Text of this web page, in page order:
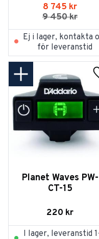
8 745 kr
9 450kr
Ej i lager, kontakta
för leveranstid
Planet Waves PW-
CT-15
220 kr
I lager, leveranstid